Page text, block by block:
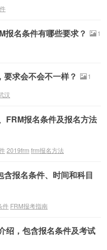
报名条件有哪些要求？ 1
求会不会不一样？ 1
汉
FRM报名条件及报名方法
2019frm frm报名方法
报名条件、时间和科目
件 FRM报考指南
绍，包含报名条件及考试